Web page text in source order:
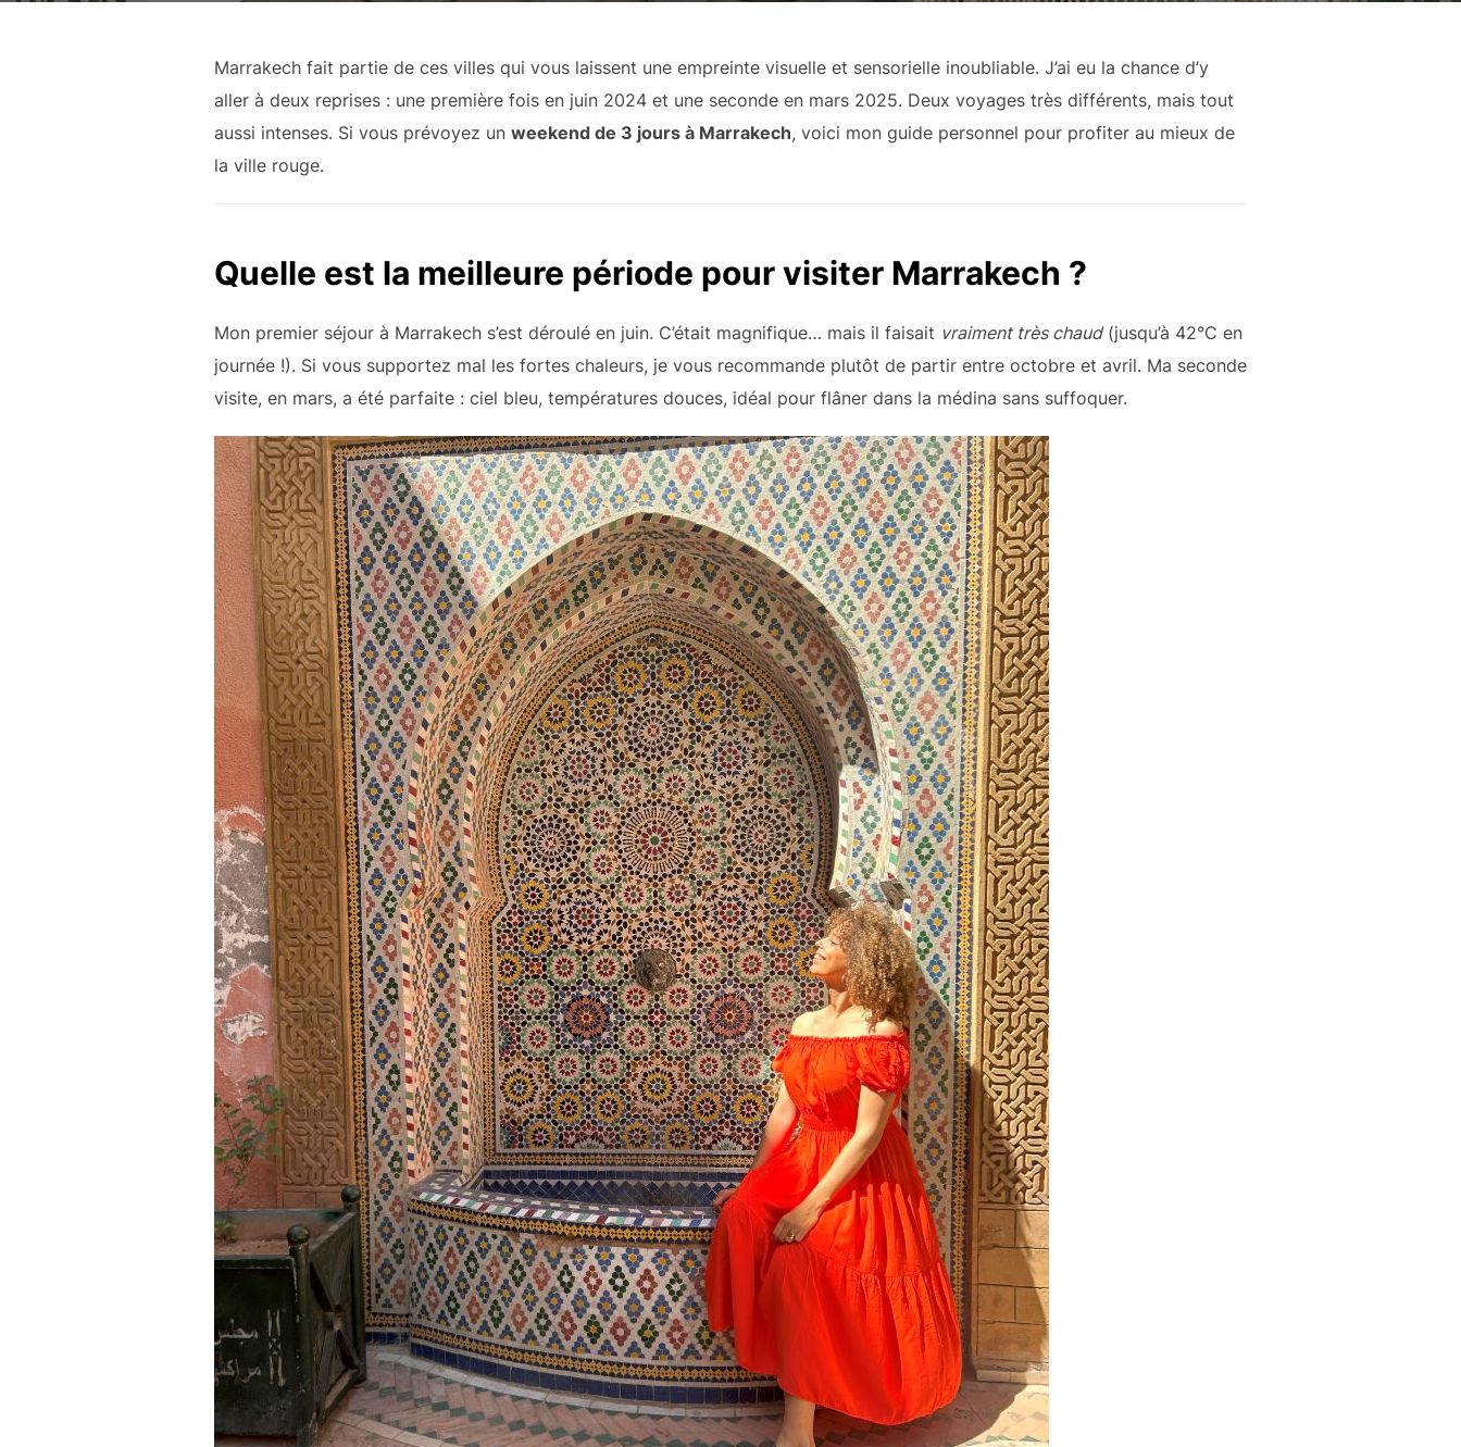
Marrakech fait partie de ces villes qui vous laissent une empreinte visuelle et sensorielle inoubliable. J’ai eu la chance d’y
aller à deux reprises : une première fois en juin 2024 et une seconde en mars 2025. Deux voyages très différents, mais tout
aussi intenses. Si vous prévoyez un weekend de 3 jours à Marrakech, voici mon guide personnel pour profiter au mieux de
la ville rouge.
Quelle est la meilleure période pour visiter Marrakech ?
Mon premier séjour à Marrakech s’est déroulé en juin. C’était magnifique… mais il faisait vraiment très chaud(jusqu’à 42°C en
journée !). Si vous supportez mal les fortes chaleurs, je vous recommande plutôt de partir entre octobre et avril. Ma seconde
visite, en mars, a été parfaite : ciel bleu, températures douces, idéal pour flâner dans la médina sans suffoquer.